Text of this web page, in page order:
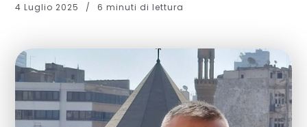
4 Luglio 2025 6 minuti di lettura